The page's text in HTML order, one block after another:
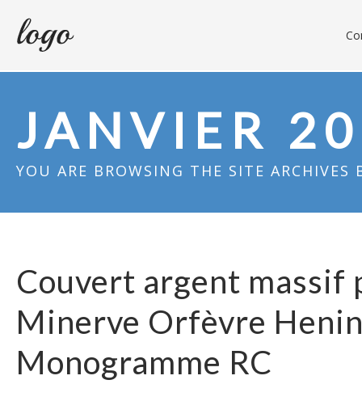
JANVIER
YOU ARE BROWSING THE SITE ARCHIVES
Couvert argent massif
Minerve Orfèvre
Monogramme RC